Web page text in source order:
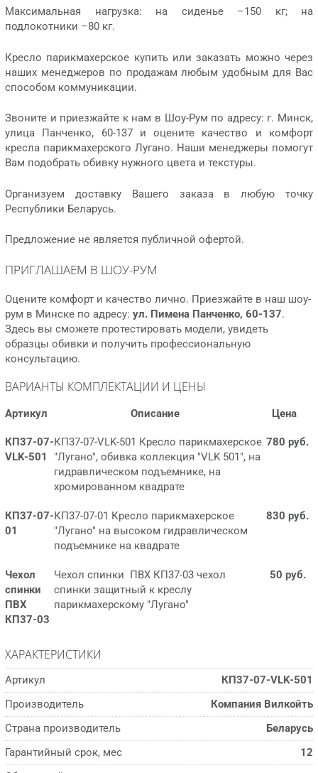
Максимальная нагрузка: на сиденье –150 кг; на
подлокотники –80 кг.
Кресло парикмахерское купить или заказать можно через
наших менеджеров по продажам любым удобным для Вас
способом коммуникации.
Звоните и приезжайте к нам в Шоу-Рум по адресу: г. Минск,
улица Панченко, 60-137 и оцените качество и комфорт
кресла парикмахерского Лугано. Наши менеджеры помогут
Вам подобрать обивку нужного цвета и текстуры.
Организуем доставку Вашего заказа в любую точку
Республики Беларусь.
Предложение не является публичной офертой.
ПРИГЛАШАЕМ В ШОУ-РУМ
Оцените комфорт и качество лично. Приезжайте в наш шоу-
рум в Минске по адресу: ул. Пимена Панченко, 60-137.
Здесь вы сможете протестировать модели, увидеть
образцы обивки и получить профессиональную
консультацию.
ВАРИАНТЫ КОМПЛЕКТАЦИИ И ЦЕНЫ
Артикул Описание Цена
КП37-07-
VLK-501
КП37-07-VLK-501 Кресло парикмахерское
"Лугано", обивка коллекция "VLK 501", на
гидравлическом подъемнике, на
хромированном квадрате
780 руб.
КП37-07-
01
КП37-07-01 Кресло парикмахерское
"Лугано" на высоком гидравлическом
подъемнике на квадрате
830 руб.
Чехол
спинки
ПВХ
КП37-03
Чехол спинки ПВХ КП37-03 чехол
спинки защитный к креслу
парикмахерскому "Лугано"
50 руб.
ХАРАКТЕРИСТИКИ
Артикул
КП37-07-VLK-501
Производитель
Компания Вилкойть
Страна производитель
Беларусь
Гарантийный срок, мес
12